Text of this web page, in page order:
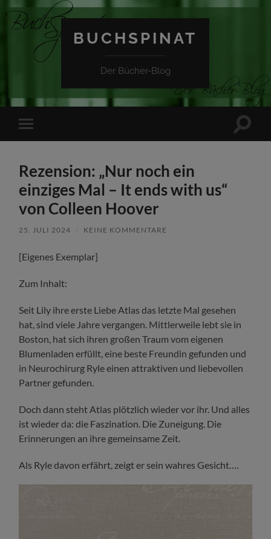
BUCHSPINAT
Der Bücher-Blog
Mobile-
Menü
Rezension: „Nur noch ein
einziges Mal – It ends with us“
von Colleen Hoover
25. JULI 2024 KEINE KOMMENTARE
[Eigenes Exemplar]
Zum Inhalt:
Seit Lily ihre erste Liebe Atlas das letzte Mal gesehen
hat, sind viele Jahre vergangen. Mittlerweile lebt sie in
Boston, hat sich ihren großen Traum vom eigenen
Blumenladen erfüllt, eine beste Freundin gefunden und
in Neurochirurg Ryle einen attraktiven und liebevollen
Partner gefunden.
Doch dann steht Atlas plötzlich wieder vor ihr. Und alles
ist wieder da: die Faszination. Die Zuneigung. Die
Erinnerungen an ihre gemeinsame Zeit.
Als Ryle davon erfährt, zeigt er sein wahres Gesicht….